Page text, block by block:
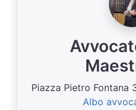
Piazza Pietro Fontana
Albo